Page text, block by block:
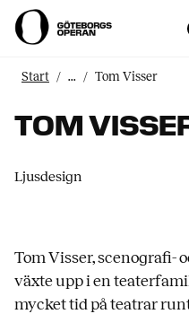
Start ... Tom Visser
TOM
Ljusdesign
Tom Visser, scenografi-
växte upp i en
mycket tid på teatrar